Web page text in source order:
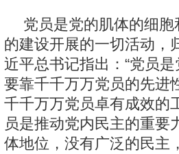
党员是党的肌体的细
的建设开展的一切活动，
近平总书记指出：“党员
要靠千千万万党员的先进
千千万万党员卓有成效的
员是推动党内民主的重要
体地位，没有广泛的民主